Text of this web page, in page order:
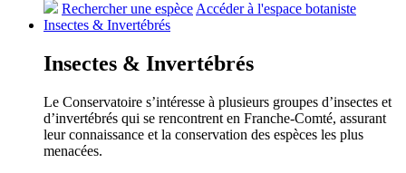
Rechercher une espèceAccéder à l'espace botaniste
Insectes & Invertébrés
Insectes & Invertébrés
Le Conservatoire s’intéresse à plusieurs groupes d’insectes et
d’invertébrés qui se rencontrent en Franche-Comté, assurant
leur connaissance et la conservation des espèces les plus
menacées.